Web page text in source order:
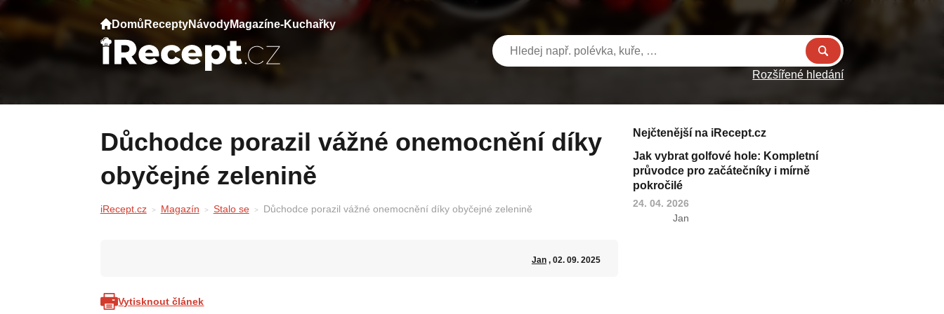
Domů ReceptyNávodyMagazíne-Kuchařky
Rozšířené hledání
Důchodce porazil vážné onemocnění díky
obyčejné zelenině
iRecept.cz Magazín Stalo se Důchodce porazil vážné onemocnění díky obyčejné zelenině
Jan, 02. 09. 2025
Vytisknout článek
Nejčtenější na iRecept.cz
Jak vybrat golfové hole: Kompletní
průvodce pro začátečníky i mírně
pokročilé
24. 04. 2026
Jan